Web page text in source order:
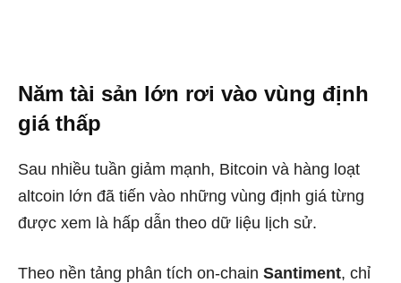
Năm tài sản lớn rơi vào vùng định
giá thấp
Sau nhiều tuần giảm mạnh, Bitcoin và hàng loạt
altcoin lớn đã tiến vào những vùng định giá từng
được xem là hấp dẫn theo dữ liệu lịch sử.
Theo nền tảng phân tích on-chain Santiment, chỉ